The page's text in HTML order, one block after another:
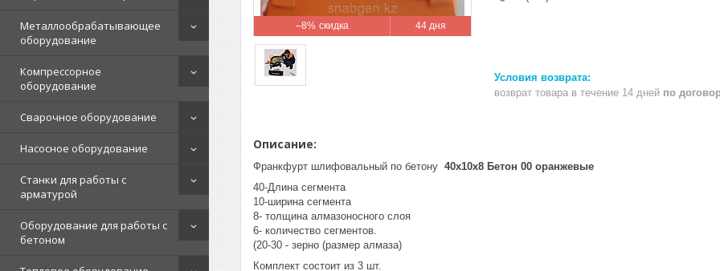
Металлообрабатывающее
оборудование
Компрессорное
оборудование
Сварочное оборудование
Насосное оборудование
Станки для работы с
арматурой
Оборудование для работы с
бетоном
–8% 44 дня
возврат товара в течение 14 дней по
Описание:
Франкфурт шлифовальный по бетону 40x10x8 Бетон 00 оранжевые
40-Длина сегмента
10-ширина сегмента
8- толщина алмазоносного слоя
6- количество сегментов.
(20-30 - зерно (размер алмаза)
Комплект состоит из 3 шт.